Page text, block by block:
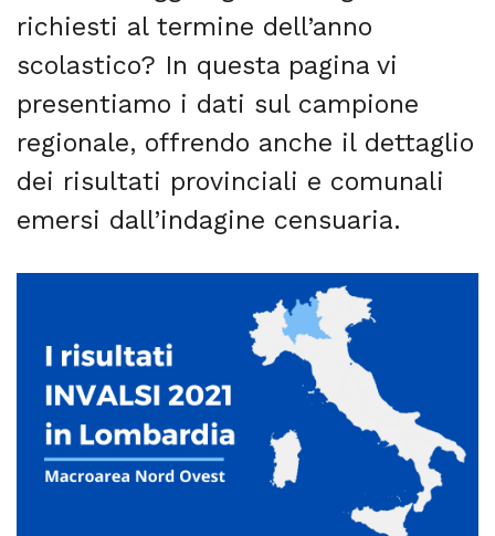
richiesti al termine dell’anno
scolastico? In questa pagina vi
presentiamo i dati sul campione
regionale, offrendo anche il dettaglio
dei risultati provinciali e comunali
emersi dall’indagine censuaria.